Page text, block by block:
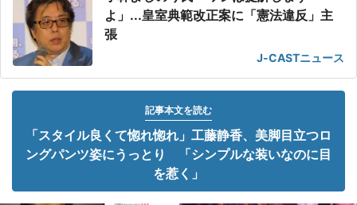
よ」...皇室典範改正案に「憲法違反」主
張
J-CASTニュース
記事本文を読む
「スタイル良くて惚れ惚れ」工藤静香、美脚目立つロ
ングパンツ姿にうっとり 「シンプルな装いなのに目
を惹く」